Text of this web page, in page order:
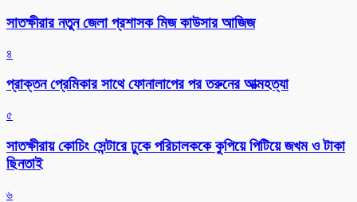
সাতক্ষীরার নতুন জেলা প্রশাসক মিজ কাউসার আজিজ
৪
প্রাক্তন প্রেমিকার সাথে ফোনালাপের পর তরুনের আত্মহত্যা
৫
সাতক্ষীরায় কোচিং সেন্টারে ঢুকে পরিচালককে কুপিয়ে পিটিয়ে জখম ও টাকা
ছিনতাই
৬